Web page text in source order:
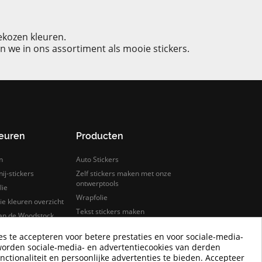
kleuren.
we in ons assortiment als mooie stickers.
stickers
kleuren overzicht
de Woodstock
samples bestellen
Producten
Auto Stickers
Zelf stickers maken met onze
ontwerptools
Wrapfolie
Tekst stickers maken
Tegelstickers
Auto wrappen
te accepteren voor betere prestaties en voor sociale-media-
sociale-media- en advertentiecookies van derden
en persoonlijke advertenties te bieden. Accepteer